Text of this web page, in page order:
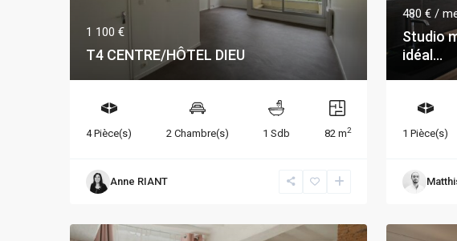
1 100 €
T4 CENTRE/HÔTEL DIEU
4 Pièce(s) 2 Chambre(s) 1 Sdb 82 m2
Anne RIANT
480 € /
Studio
idéal...
1 Pièce(s)